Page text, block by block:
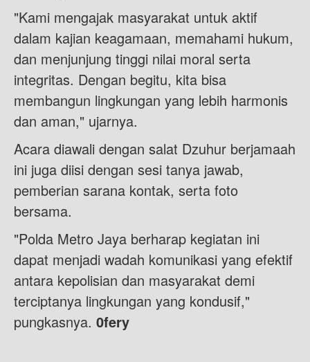
"Kami mengajak masyarakat untuk aktif
dalam kajian keagamaan, memahami hukum,
dan menjunjung tinggi nilai moral serta
integritas. Dengan begitu, kita bisa
membangun lingkungan yang lebih harmonis
dan aman," ujarnya.
Acara diawali dengan salat Dzuhur berjamaah
ini juga diisi dengan sesi tanya jawab,
pemberian sarana kontak, serta foto
bersama.
"Polda Metro Jaya berharap kegiatan ini
dapat menjadi wadah komunikasi yang efektif
antara kepolisian dan masyarakat demi
terciptanya lingkungan yang kondusif,"
pungkasnya. 0fery